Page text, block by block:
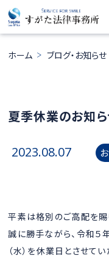
ホーム ブログ・お知らせ
夏季休業のお知
2023.08.07
平素は格別のご高配を賜
誠に勝手ながら、令和５
（水）を休業日とさせてい